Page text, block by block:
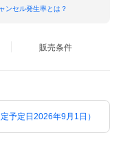
ンセル発生率とは？
販売条件
予定日2026年9月1日）